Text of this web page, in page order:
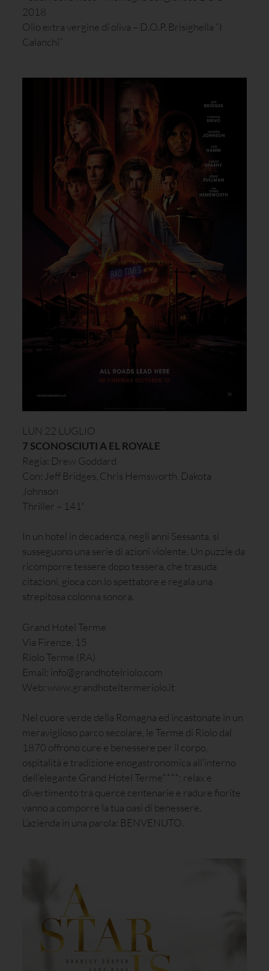
2018
Olio extra vergine di oliva – D.O.P. Brisighella “I
Calanchi”
LUN 22 LUGLIO
7 SCONOSCIUTI A EL ROYALE
Regia: Drew Goddard
Con: Jeff Bridges, Chris Hemsworth, Dakota
Johnson
Thriller – 141′
In un hotel in decadenza, negli anni Sessanta, si
susseguono una serie di azioni violente. Un puzzle da
ricomporre tessere dopo tessera, che trasuda
citazioni, gioca con lo spettatore e regala una
strepitosa colonna sonora.
Grand Hotel Terme
Via Firenze, 15
Riolo Terme (RA)
Email: info@grandhotelriolo.com
Web: www.grandhoteltermeriolo.it
Nel cuore verde della Romagna ed incastonate in un
meraviglioso parco secolare, le Terme di Riolo dal
1870 offrono cure e benessere per il corpo,
ospitalità e tradizione enogastronomica all’interno
dell’elegante Grand Hotel Terme****; relax e
divertimento tra querce centenarie e radure fiorite
vanno a comporre la tua oasi di benessere.
L’azienda in una parola: BENVENUTO.